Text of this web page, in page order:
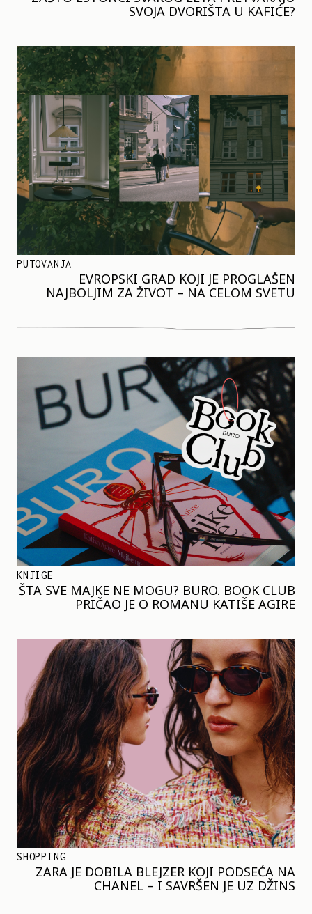
SVOJA DVORIŠTA U KAFIĆE?
PUTOVANJA
EVROPSKI GRAD KOJI JE PROGLAŠEN
NAJBOLJIM ZA ŽIVOT – NA CELOM SVETU
KNJIGE
ŠTA SVE MAJKE NE MOGU? BURO. BOOK CLUB
PRIČAO JE O ROMANU KATIŠE AGIRE
SHOPPING
ZARA JE DOBILA BLEJZER KOJI PODSEĆA NA
CHANEL – I SAVRŠEN JE UZ DŽINS